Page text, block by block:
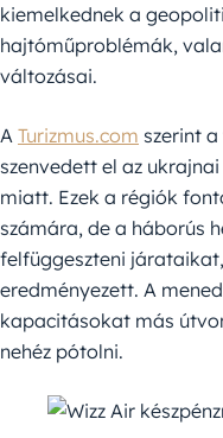
kiemelkednek a
hajtóműproblémák,
változásai.
A Turizmus.com szerint
szenvedett el az
miatt. Ezek a régiók
számára, de a háborús
felfüggeszteni
eredményezett. A
kapacitásokat más
nehéz pótolni.